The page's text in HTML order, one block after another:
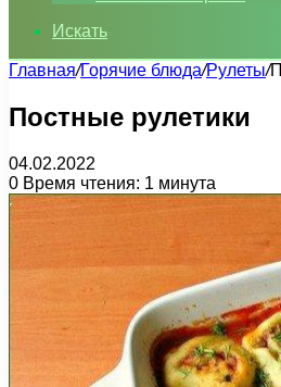
Искать
Главная/Горячие блюда/Рулеты/
Постные рулетики
04.02.2022
0 Время чтения: 1 минута